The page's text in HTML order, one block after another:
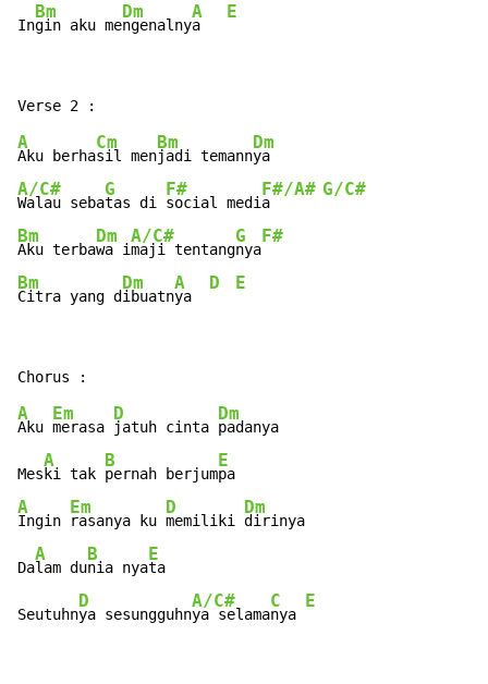
In
Bm
gin aku me
Dm
ngenalny
A
a
E
A
Aku berha
Cm
sil men
Bm
jadi temann
Dm
A/C#
Walau seba
G
tas di
F#
social medi
F#/A#
a
G/C#
Bm
Aku terba
Dm
wa i
A/C#
maji tentang
G
nya
F#
Bm
Citra yang d
Dm
ibuatn
A
ya
D E
A
Aku
Em
merasa
D
jatuh cinta
Dm
padanya
Mes
A
ki tak
B
pernah berjum
E
A
Ingin
Em
rasanya ku
D
memiliki
Dm
dirinya
Da
A
lam du
B
nia nya
E
ta
Seutuhn
D
ya sesungguhn
A/C#
ya selama
C
nya
E